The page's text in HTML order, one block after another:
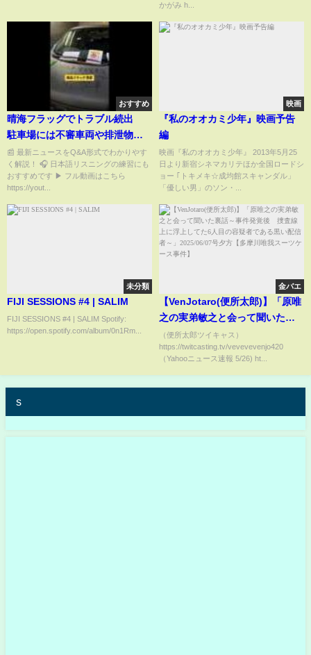
かがみ h...
おすすめ
晴海フラッグでトラブル続出
駐車場には不審車両や排泄物
住人「怖くて不安」【詳細版】
（テレビ朝日系（ANN））｜仁
源教育Q&A #ニュース #時事 #日
📰 最新ニュースをQ&A形式でわかりやす
く解説！ 🎧 日本語リスニングの練習にも
おすすめです ▶ フル動画はこちら
https://yout...
映画
『私のオオカミ少年』映画予告
編
映画『私のオオカミ少年』 2013年5月25
日より新宿シネマカリテほか全国ロードシ
ョー ｢トキメキ☆成均館スキャンダル」
「優しい男」のソン・...
未分類
FIJI SESSIONS #4 | SALIM
FIJI SESSIONS #4 | SALIM Spotify:
https://open.spotify.com/album/0n1Rm...
金バエ
【VenJotaro(便所太郎)】「原唯
之の実弟敏之と会って聞いた裏
話～事件発覚後 捜査線上に浮
上してた6人目の容疑者である黒
い配信者～」2025/06/07号夕方
（便所太郎ツイキャス）
https://twitcasting.tv/vevevevenjo420
（Yahooニュース速報 5/26) ht...
s